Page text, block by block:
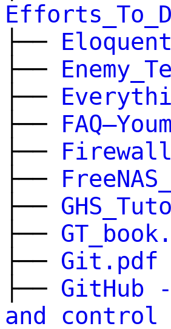
├──
├──
├──
├──
├──
├──
├──
├──
├── Git.pdf
├── GitHub
and control